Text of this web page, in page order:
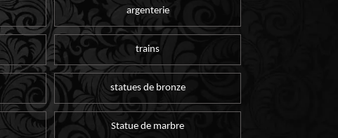
argenterie
trains
statues de bronze
Statue de marbre